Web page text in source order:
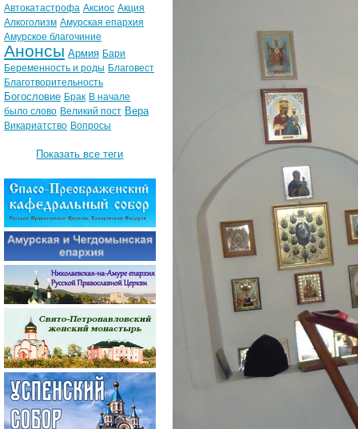
Автокатастрофа Аксиос Акция
Алкоголизм Амурская епархия
Амурское благочиние
Анонсы Армия Бари
Беременность и роды Благовест
Благотворительность
Богословие Брак В начале
было слово Великий пост Вера
Викариатство Вопросы
Показать все теги